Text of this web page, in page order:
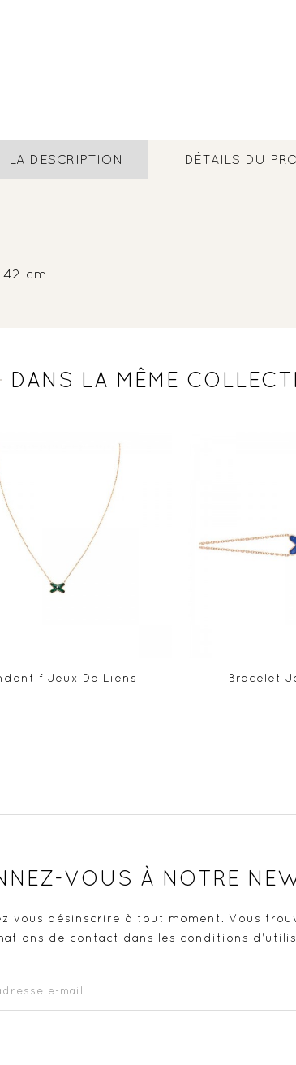
LA DESCRIPTION DÉTAILS DU
cm
DANS LA MÊME
Jeux De Liens Bracelet
VOUS À NOTRE
vous désinscrire à tout moment. Vous
de contact dans les conditions